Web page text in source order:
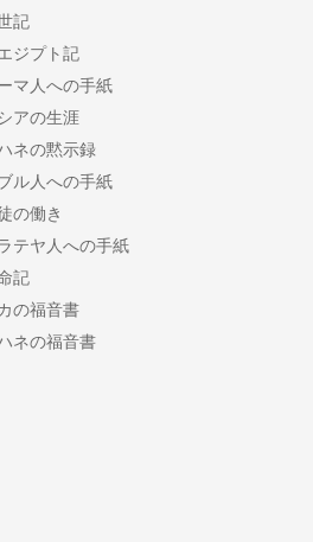
記
ジプト記
マ人への手紙
アの生涯
ネの黙示録
ル人への手紙
の働き
テヤ人への手紙
記
の福音書
ネの福音書